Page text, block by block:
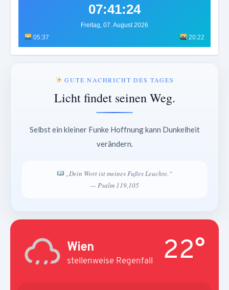
07:41:28
Freitag, 07. August 2026
05:37
20:22
GUTE NACHRICHT DES TAGES
Licht findet seinen Weg.
Selbst ein kleiner Funke Hoffnung kann Dunkelheit
verändern.
„Dein Wort ist meines Fußes Leuchte.“
— Psalm 119,105
Wien
stellenweise Regenfall 22°